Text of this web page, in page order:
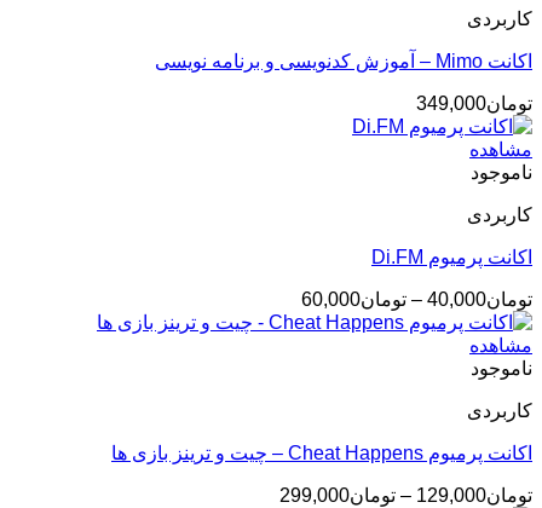
کاربردی
اکانت Mimo – آموزش کدنویسی و برنامه نویسی
تومان349,000
مشاهده
ناموجود
کاربردی
اکانت پرمیوم Di.FM
تومان40,000
– تومان60,000محدوده
قیمت:
مشاهده
ناموجود
کاربردی
اکانت پرمیوم Cheat Happens – چیت و ترینز بازی ها
تومان129,000
– تومان299,000